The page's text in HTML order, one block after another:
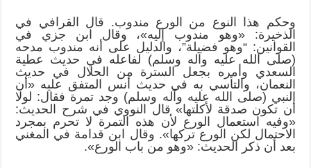
وحكم هذا النوع من الورع مندوب. قال القرافي في
الذخيرة: «وهو مندوب إليه»، وقال ابن جزي في
القوانين: “وهو فضيلة”، والدليل على أنه مندوب مدحه
(صلى الله عليه وآله وسلم) لفاعله في حديث عطية
السعدي وأمره بجعل السترة من الحلال في حديث
النعمان، والتأسي به في حديث أنس المتفق عليه «أن
النبي (صلى الله عليه وآله وسلم) وجد تمرة فقال: لولا
أن تكون صدقة لأكلتها» قال النووي في شرح الحديث:
«وفيه استعمال الورع لأن هذه التمرة لا تحرم بمجرد
الاحتمال لكن الورع تركها». وقال ابن قدامة في المغني
بعد أن ذكر الحديث: «وهو من باب الورع».